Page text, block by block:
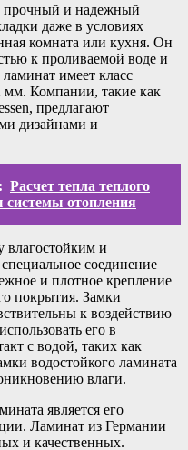
прочный и надежный
даже в условиях
комната или кухня. Он
к проливаемой воде и
имеет класс
мм. Компании, такие как
предлагают
дизайнами и
Расчет тепла теплого
системы отопления
и
соединение
и плотное крепление
покрытия. Замки
к воздействию
его в
с водой, таких как
водостойкого ламината
влаги.
является его
Ламинат из Германии
и качественных.